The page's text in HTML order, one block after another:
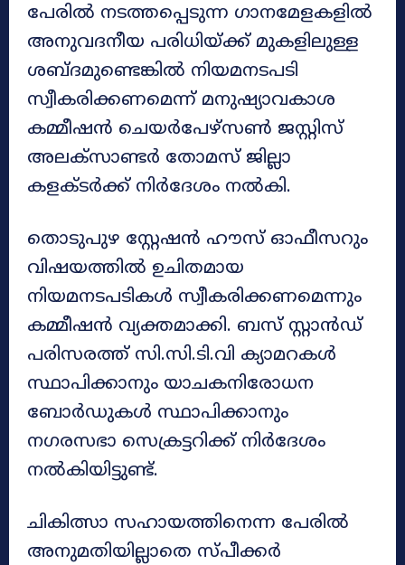
പേരിൽ നടത്തപ്പെടുന്ന ഗാനമേളകളിൽ
അനുവദനീയ പരിധിയ്ക്ക് മുകളിലുള്ള
ശബ്ദമുണ്ടെങ്കിൽ നിയമനടപടി
സ്വീകരിക്കണമെന്ന് മനുഷ്യാവകാശ
കമ്മീഷൻ ചെയർപേഴ്സൺ ജസ്റ്റിസ്
അലക്സാണ്ടർ തോമസ് ജില്ലാ
കളക്ടർക്ക് നിർദേശം നൽകി.
തൊടുപുഴ സ്റ്റേഷൻ ഹൗസ് ഓഫീസറും
വിഷയത്തിൽ ഉചിതമായ
നിയമനടപടികൾ സ്വീകരിക്കണമെന്നും
കമ്മീഷൻ വ്യക്തമാക്കി. ബസ് സ്റ്റാൻഡ്
പരിസരത്ത് സി.സി.ടി.വി ക്യാമറകൾ
സ്ഥാപിക്കാനും യാചകനിരോധന
ബോർഡുകൾ സ്ഥാപിക്കാനും
നഗരസഭാ സെക്രട്ടറിക്ക് നിർദേശം
നൽകിയിട്ടുണ്ട്.
ചികിത്സാ സഹായത്തിനെന്ന പേരിൽ
അനുമതിയില്ലാതെ സ്പീക്കർ